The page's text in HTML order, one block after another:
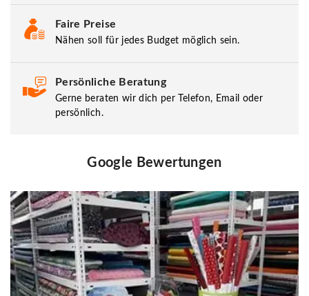
Faire Preise
Nähen soll für jedes Budget möglich sein.
Persönliche Beratung
Gerne beraten wir dich per Telefon, Email oder
persönlich.
Google Bewertungen